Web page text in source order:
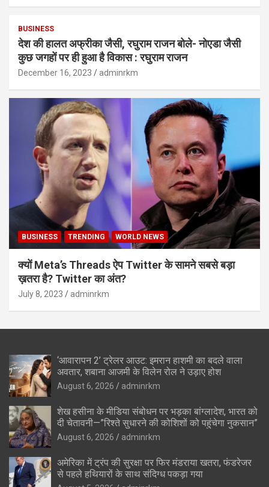
BUSINESS
देश की हालत अफ्रीका जैसी, रघुराम राजन बोले- नोएडा जैसी
कुछ जगहों पर ही हुआ है विकास : रघुराम राजन
December 16, 2023 adminrkm
BUSINESS TRENDING WORLD NEWS
क्यों Meta’s Threads ऐप Twitter के सामने सबसे बड़ा
ख़तरा है? Twitter का अंत?
July 8, 2023 adminrkm
‘आवारापन 2’ ट्रेलर आउट: इमरान हाशमी का बदले वाला
अवतार, शबाना आजमी के विलेन रोल ने उड़ाए होश
August 6, 2026 adminrkm
शेख हसीना के मीडिया संबोधन पर भड़का बांग्लादेश, भारत को
दी चेतावनी—”रिश्ते सुधारने की कोशिशों को पहुंचेगा नुकसान”
August 6, 2026 adminrkm
अमेरिका में ट्रंप की सुरक्षा पर फिर मंडराया खतरा, फंडरेजर
से पहले हथियारों के साथ संदिग्ध पकड़ा गया